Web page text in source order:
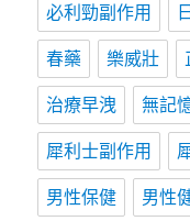
必利勁副作用
春藥 樂威壯
治療早洩 無記
犀利士副作用
男性保健 男性